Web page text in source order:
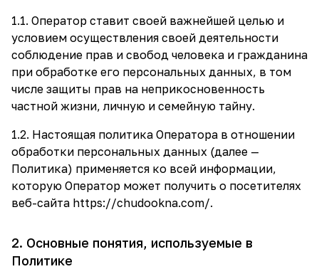
1.1. Оператор ставит своей важнейшей целью и
условием осуществления своей деятельности
соблюдение прав и свобод человека и гражданина
при обработке его персональных данных, в том
числе защиты прав на неприкосновенность
частной жизни, личную и семейную тайну.
1.2. Настоящая политика Оператора в отношении
обработки персональных данных (далее —
Политика) применяется ко всей информации,
которую Оператор может получить о посетителях
веб-сайта https://chudookna.com/.
2. Основные понятия, используемые в
Политике